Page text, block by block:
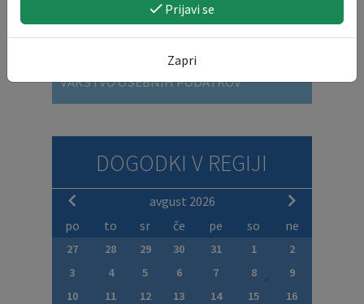
SPLOŠNE VLOGE
VARSTVO OSEBNIH PODATKOV
DOGODKI V REGIJI
avgust 2026
po
to sr če pe so ne
27 28 29 30 31 1
2
3
4 5 6 7 8
9
10
11 12 13 14 15
16
Prijavi se
Zapri